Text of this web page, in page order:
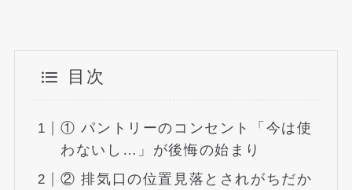
目次
① パントリーのコンセント「今は使
わないし…」が後悔の始まり
② 排気口の位置見落とされがちだか